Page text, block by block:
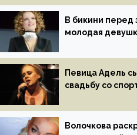
иноагентов
В бикини перед
молодая
на камеру
Певица Адель
свадьбу со
этим летом
Волочкова